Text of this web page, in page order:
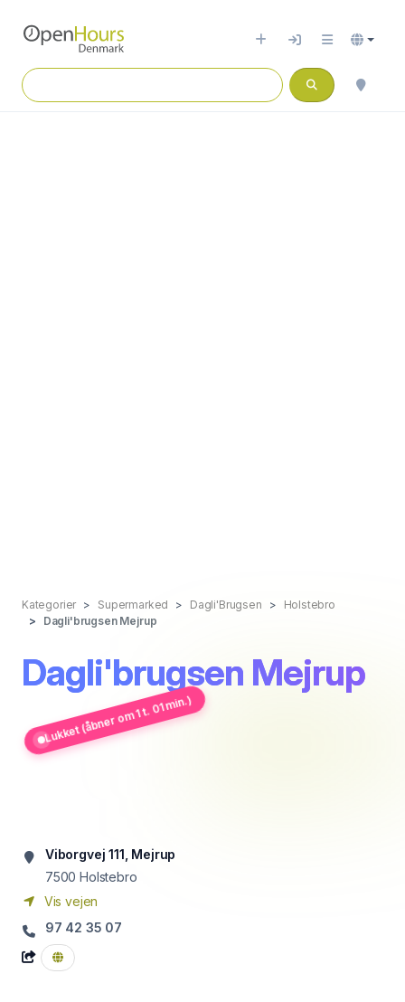
Kategorier Supermarked Dagli'Brugsen
Holstebro
Dagli'brugsen Mejrup
Dagli'brugsen Mejrup
Lukket (åbner om 1 t. 01 min.)
Viborgvej 111, Mejrup
7500 Holstebro
Vis vejen
97 42 35 07